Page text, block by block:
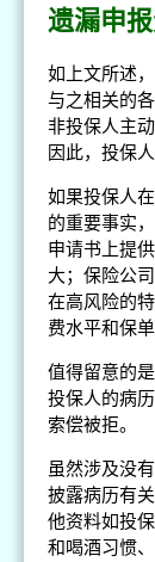
遗漏申
如上文所述
与之相关的
非投保人主
因此，投保
如果投保人
的重要事实
申请书上提
大；保险公
在高风险的
费水平和保单
值得留意的
投保人的病
索偿被拒。
虽然涉及没
披露病历有
他资料如投
和喝酒习惯